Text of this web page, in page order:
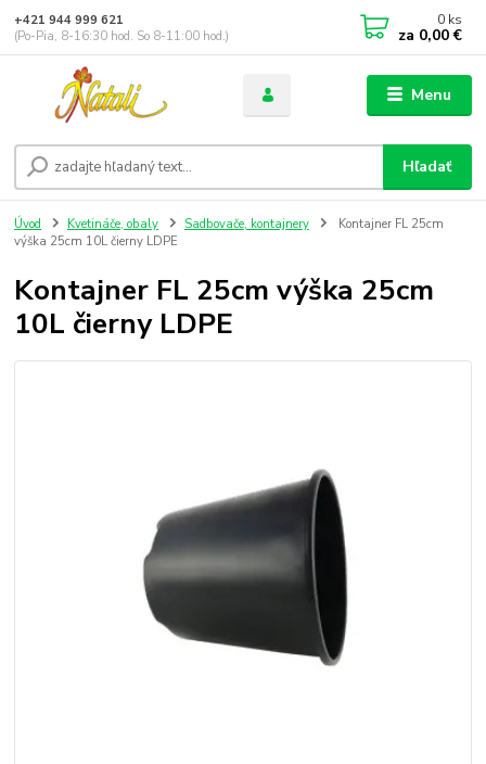
Menu
Hľadať
+421 944 999 621
(Po-Pia, 8-16:30 hod. So 8-11:00 hod.)
0 ks
za 0,00 €
Úvod Kvetináče, obaly Sadbovače, kontajnery
Kontajner FL 25cm
výška 25cm 10L čierny LDPE
Kontajner FL 25cm výška 25cm
10L čierny LDPE